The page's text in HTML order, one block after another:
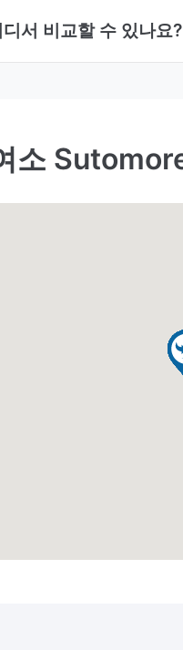
서 비교할 수 있나요?
소